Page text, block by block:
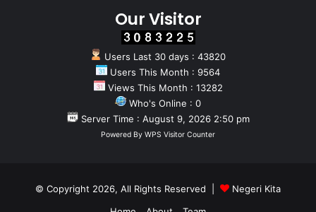
Our Visitor
Users Last 30 days : 43820
Users This Month : 9564
Views This Month : 13282
Who's Online : 0
Server Time : August 9, 2026 2:50 pm
Powered By WPS Visitor Counter
© Copyright 2026, All Rights Reserved |
Negeri Kita